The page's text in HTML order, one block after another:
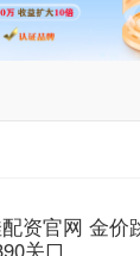
资官网 金价